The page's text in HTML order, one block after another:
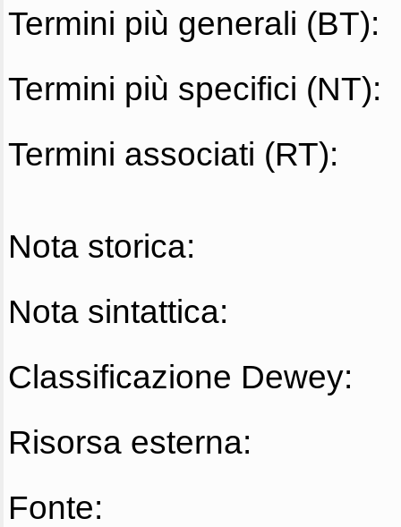
Termini più generali (BT):
Termini più specifici (NT):
Termini associati (RT):
Nota storica:
Nota sintattica:
Classificazione Dewey:
Risorsa esterna:
Fonte: